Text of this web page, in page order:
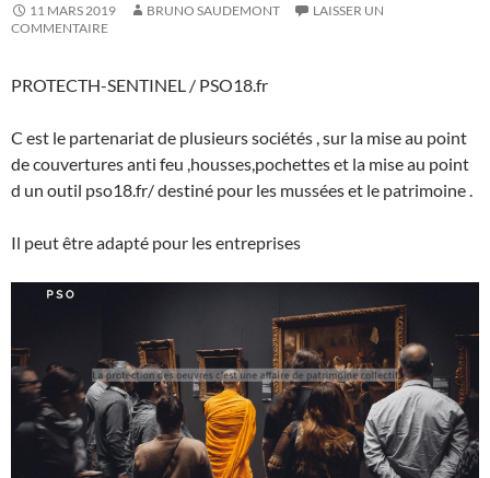
11 MARS 2019 BRUNO SAUDEMONT
LAISSER UN
COMMENTAIRE
PROTECTH-SENTINEL / PSO18.fr
C est le partenariat de plusieurs sociétés , sur la mise au point
de couvertures anti feu ,housses,pochettes et la mise au point
d un outil pso18.fr/ destiné pour les mussées et le patrimoine .
Il peut être adapté pour les entreprises